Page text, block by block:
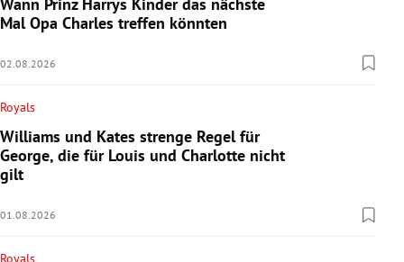
Mal Opa Charles treffen könnten
02.08.2026
Royals
Williams und Kates strenge Regel für
George, die für Louis und Charlotte nicht
gilt
01.08.2026